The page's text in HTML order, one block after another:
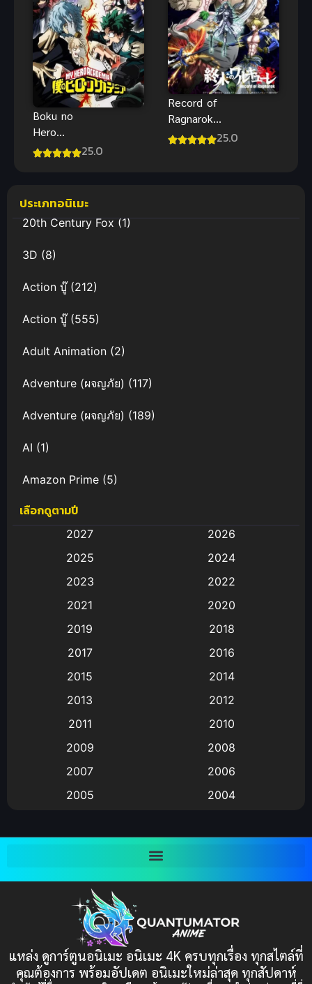
Boku no
Hero
Academia 3
พากย์ไทย
25.0
Record of
Ragnarok
มหาศึกคนชน25.0
ประเภทอนิเมะ
20th Century Fox(1)
3D (8)
Action บู๊(212)
Action บู๊(555)
Adult Animation (2)
Adventure (ผจญภัย) (117)
Adventure (ผจญภัย) (189)
AI (1)
Amazon Prime (5)
Anal (ประตูหลัง)
Animation การ์ตูน
Animation อนิเมะ
Animation แอนิเมชัน
(9)
Big tits (นมใหญ่)
Bitch (ผู้หญิงร่าน)
Bondage (ทาส)(1)
(1)
Censored (เซ็นเซอร์)(19)
เลือกดูตามปี
2027
2026
2025
2024
2023
2022
2021
2020
2019
2018
2017
2016
2015
2014
2013
2012
2011
2010
2009
2008
2007
2006
2005
2004
2001
2000
1997
1993
1991
1989
1988
แหล่ง ดูการ์ตูนอนิเมะ อนิเมะ 4K ครบทุกเรื่อง ทุกสไตล์ที่
คุณต้องการ พร้อมอัปเดต อนิเมะใหม่ล่าสุด ทุกสัปดาห์